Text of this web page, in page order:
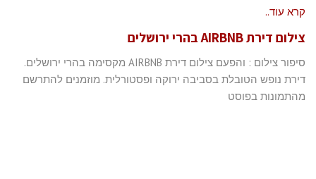
קרא עוד..
צילום דירת AIRBNB בהרי ירושלים
סיפור צילום : והפעם צילום דירת AIRBNB מקסימה בהרי ירושלים.
דירת נופש הטובלת בסביבה ירוקה ופסטורלית. מוזמנים להתרשם
מהתמונות בפוסט